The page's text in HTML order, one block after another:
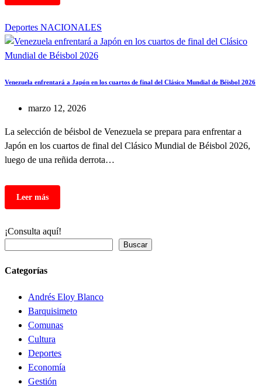
Deportes NACIONALES
Venezuela enfrentará a Japón en los cuartos de final del Clásico Mundial de Béisbol 2026
marzo 12, 2026
La selección de béisbol de Venezuela se prepara para enfrentar a
Japón en los cuartos de final del Clásico Mundial de Béisbol 2026,
luego de una reñida derrota…
¡Consulta aquí!
Buscar
Categorías
Andrés Eloy Blanco
Barquisimeto
Comunas
Cultura
Deportes
Economía
Gestión